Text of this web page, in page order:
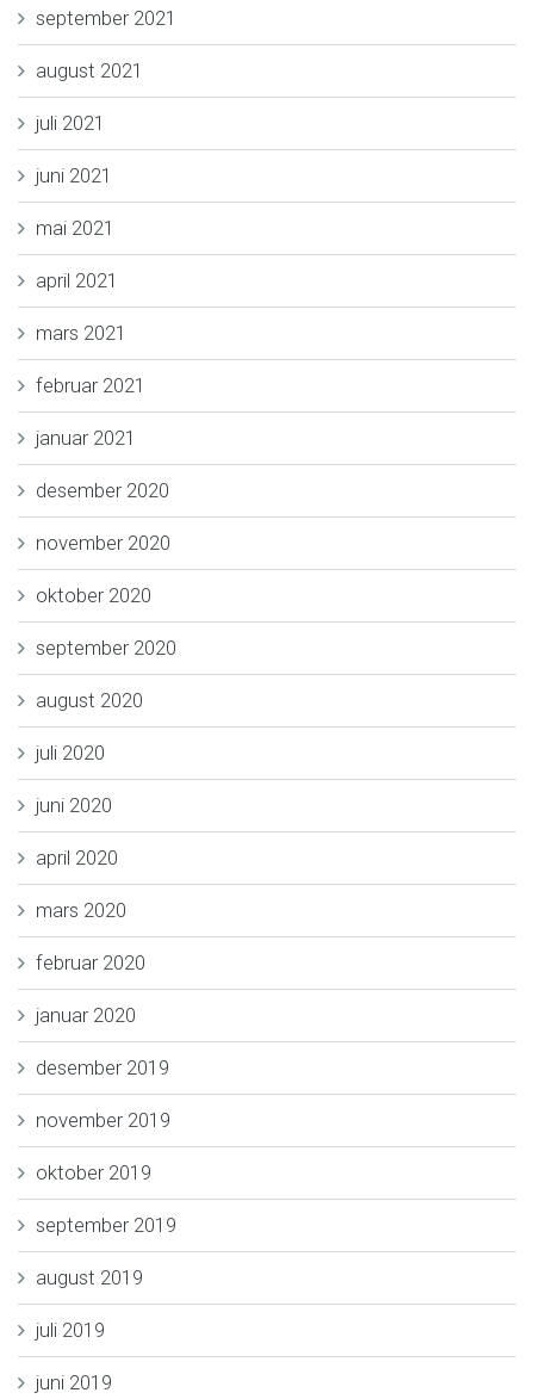
september 2021
august 2021
juli 2021
juni 2021
mai 2021
april 2021
mars 2021
februar 2021
januar 2021
desember 2020
november 2020
oktober 2020
september 2020
august 2020
juli 2020
juni 2020
april 2020
mars 2020
februar 2020
januar 2020
desember 2019
november 2019
oktober 2019
september 2019
august 2019
juli 2019
juni 2019